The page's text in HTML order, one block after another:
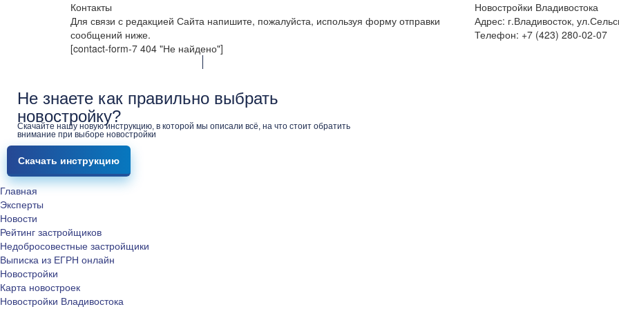
Контакты
Для связи с редакцией Сайта напишите, пожалуйста, используя форму отправки
сообщений ниже.
[contact-form-7 404 "Не найдено"]
Новостройки Владивостока
Адрес: г.Владивосток,
Телефон: +7 (423) 280-02-07
Не знаете как правильно выбрать
новостройку?
Скачайте нашу новую инструкцию, в которой мы описали всё, на что стоит обратить
внимание при выборе новостройки
Скачать инструкцию
Главная
Эксперты
Новости
Рейтинг застройщиков
Недобросовестные застройщики
Выписка из ЕГРН онлайн
Новостройки
Карта новостроек
Новостройки Владивостока